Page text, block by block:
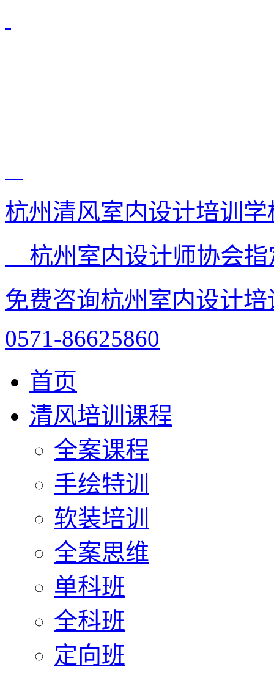
杭州清风室内设计培训学
杭州室内设计师协会
免费咨询杭州室内设计
0571-86625860
首页
清风培训课程
全案课程
手绘特训
软装培训
全案思维
单科班
全科班
定向班